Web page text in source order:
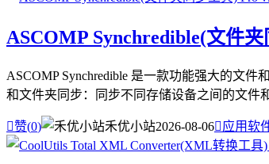
ASCOMP Synchredible(文件
ASCOMP Synchredible 是一款功能强大的文
和文件夹同步：同步不同存储设备之间的文件
赞(0) 禾优小站2026-08-06应用软